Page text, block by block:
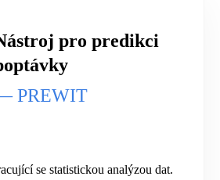
pro predikci
PREWIT
se statistickou analýzou dat.